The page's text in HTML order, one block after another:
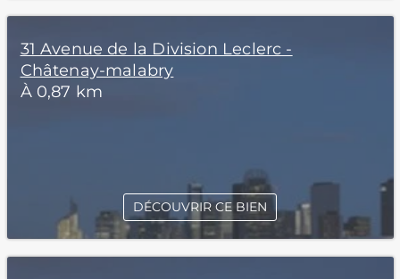
31 Avenue de la Division Leclerc -
Châtenay-malabry
À 0,87 km
DÉCOUVRIR CE BIEN